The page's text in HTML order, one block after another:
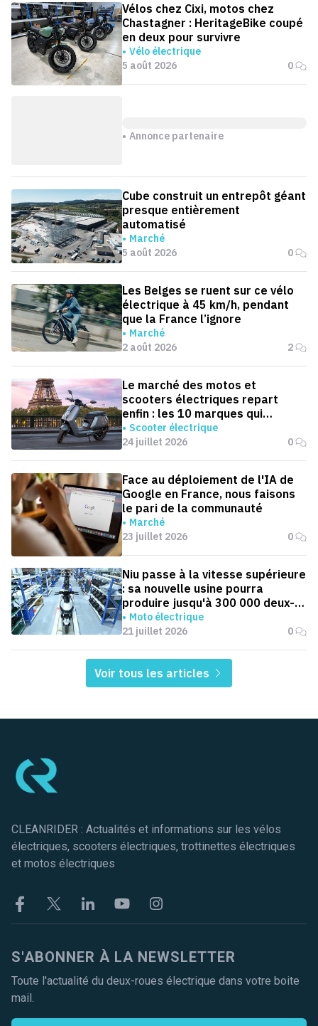
Vélos chez Cixi, motos chez
Chastagner : HeritageBike coupé
en deux pour survivre
Vélo électrique
5 août 2026
0
Annonce partenaire
Cube construit un entrepôt géant
presque entièrement
automatisé
Marché
5 août 2026
0
Les Belges se ruent sur ce vélo
électrique à 45 km/h, pendant
que la France l’ignore
Marché
2 août 2026
2
Le marché des motos et
scooters électriques repart
enfin : les 10 marques qui
dominent la France
Scooter électrique
24 juillet 2026
0
Face au déploiement de l'IA de
Google en France, nous faisons
le pari de la communauté
Marché
23 juillet 2026
0
Niu passe à la vitesse supérieure
: sa nouvelle usine pourra
produire jusqu'à 300 000 deux-
roues électriques par an
Moto électrique
21 juillet 2026
0
Voir tous les articles
CLEANRIDER : Actualités et informations sur les vélos
électriques, scooters électriques, trottinettes électriques
et motos électriques
FacebookTwitter LinkekinYoutubeInstagram
S'ABONNER À LA NEWSLETTER
Toute l'actualité du deux-roues électrique dans votre boite
mail.